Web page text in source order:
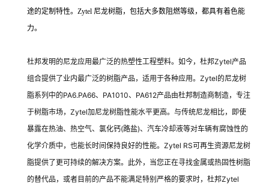
途的定制特性。Zytel 尼龙树脂，包括大多数阻燃等级，都具有着色能
力。
杜邦发明的尼龙应用最广泛的热塑性工程塑料。如今，杜邦Zytel产品
组合提供了业内最广泛的树脂产品，适用于各种应用。Zytel的尼龙树
脂系列中的PA6.PA66、PA1010、PA612产品由杜邦制造商制造，专注
于树脂市场，Zytel加尼龙树脂性能水平更高。与传统尼龙相比，即使
暴露在热油、热空气、氯化钙(路盐)、汽车冷却液等对车辆有腐蚀性的
化学介质中，也能长时间保持良好的性能。Zytel RS可再生资源尼龙树
脂提供了更可持续的解决方案。此外，当您正在寻找金属或热固性树脂
的替代品，或者目前的产品不能满足特别严格的要求时，杜邦Zytel